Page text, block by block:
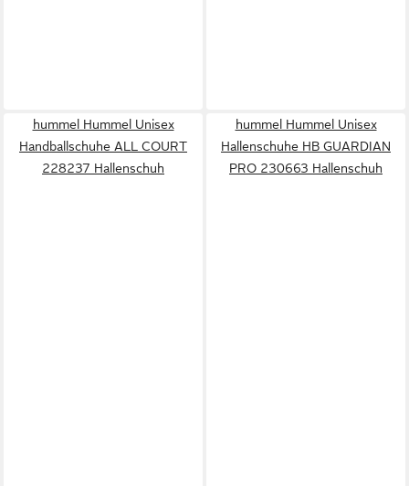
hummel Hummel Unisex
Handballschuhe ALL COURT
228237 Hallenschuh
hummel Hummel Unisex
Hallenschuhe HB GUARDIAN
PRO 230663 Hallenschuh